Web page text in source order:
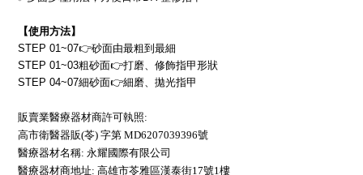
【使用方法】
STEP 01~07👉砂面由最粗到最細
STEP 01~03粗砂面👉打磨、修飾指甲形狀
STEP 04~07細砂面👉細磨、拋光指甲
販賣業醫療器材商許可執照:
高市衛醫器販(苓) 字第 MD6207039396號
醫療器材名稱: 永耀國際有限公司
醫療器材商地址: 高雄市苓雅區漢泰街17號1樓